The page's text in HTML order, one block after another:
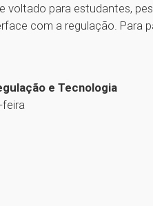
voltado para estudantes,
com a regulação. Para
e Tecnologia
feira